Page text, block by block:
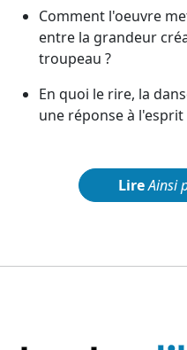
Comment l'oeuvre
entre la grandeur
troupeau ?
En quoi le rire, la
une réponse à
LireAinsi